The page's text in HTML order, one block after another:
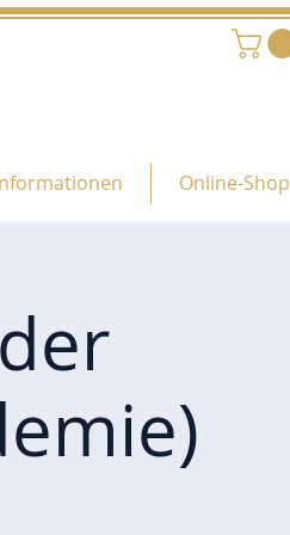
Online-Shop